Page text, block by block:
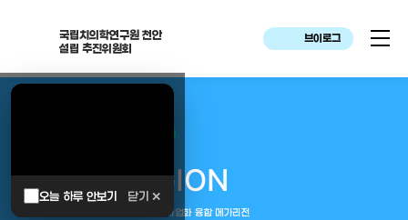
국립치의학연구원 천안
설립 추진위원회
브이로그
오늘 하루 안보기 닫기 ✕
대한민국은 두번이나 약속하였습니다.
MEGAREGION
중부권 전체를 잇는 연구–임상–평가–사업화 융합 메가리전